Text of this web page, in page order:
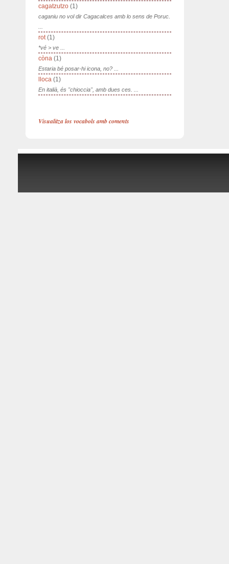
cagatzutzo (1)
caganiu no vol dir Cagacalces amb lo sens de Poruc.
rot(1)
*vé > ve ...
còna (1)
Estaria bé posar-hi icona, no? ...
lloca (1)
En italià, és "chioccia", amb dues ces. ...
Visualitza los vocabols amb coments